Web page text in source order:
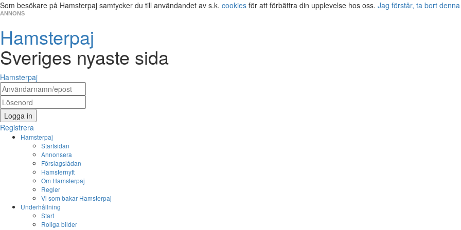
Som besökare på Hamsterpaj samtycker du till användandet av s.k. cookies för att förbättra din upplevelse hos oss. Jag förstår, ta bort
ANNONS
Hamsterpaj
Sveriges nyaste sida
Hamsterpaj
Logga in
Registrera
Hamsterpaj
Startsidan
Annonsera
Förslagslådan
Hamsternytt
Om Hamsterpaj
Regler
Vi som bakar Hamsterpaj
Underhållning
Start
Roliga bilder